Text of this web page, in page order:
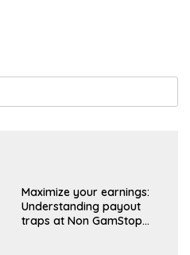
Maximize your earnings:
Understanding payout
traps at Non GamStop